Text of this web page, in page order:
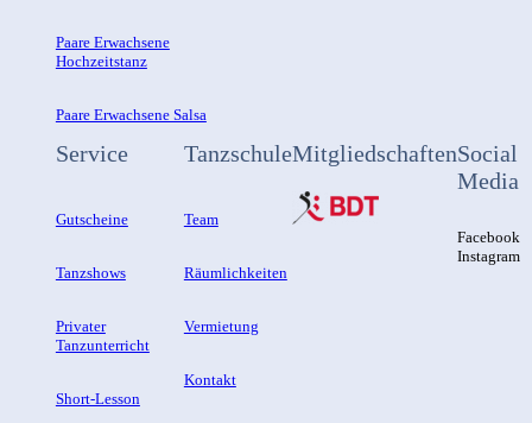
Paare Erwachsene
Hochzeitstanz
Paare Erwachsene Salsa
Service
Gutscheine
Tanzshows
Privater
Tanzunterricht
Short-Lesson
Tanzschule
Team
Räumlichkeiten
Vermietung
Kontakt
MitgliedschaftenSocial
Media
Facebook
Instagram